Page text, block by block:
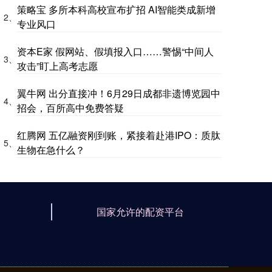
2、
策略宝 多所本科高校宣布扩招 AI智能类成新增
专业风口
3、
资本E家 假网站、假填报入口……警惕“中间人
攻击”盯上高考志愿
4、
翼牛网 出分直接冲！6月29日成都非遗博览园中
招会，百所高中免费答疑
5、
红腾网 五亿融资刚到账，紧接着赴港IPO：质肽
生物在急什么？
国家允许的配资平台